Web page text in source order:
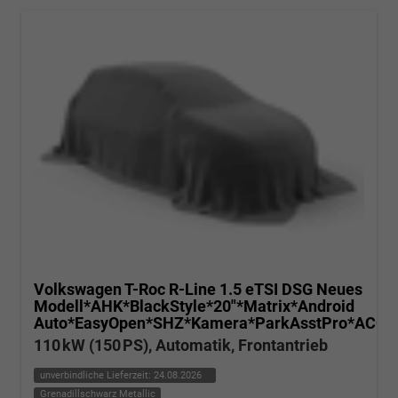
Volkswagen T-Roc R-Line 1.5 eTSI DSG Neues
Modell*AHK*BlackStyle*20"*Matrix*Android
110 kW (150 PS), Automatik, Frontantrieb
unverbindliche Lieferzeit: 24.08.2026
Grenadillschwarz Metallic